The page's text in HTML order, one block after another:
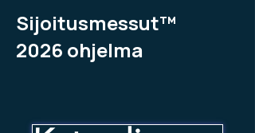
Sijoitusmessut™
2026 ohjelma